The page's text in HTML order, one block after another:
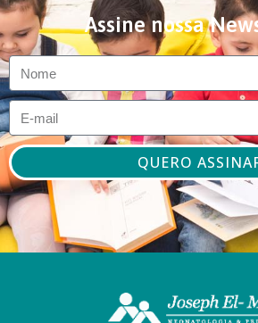
Assine nossa
QUERO